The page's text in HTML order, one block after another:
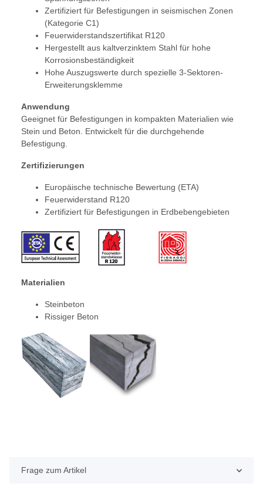
Zertifiziert für Befestigungen in seismischen Zonen
(Kategorie C1)
Feuerwiderstandszertifikat R120
Hergestellt aus kaltverzinktem Stahl für hohe
Korrosionsbeständigkeit
Hohe Auszugswerte durch spezielle 3-Sektoren-
Erweiterungsklemme
Anwendung
Geeignet für Befestigungen in kompakten Materialien wie
Stein und Beton. Entwickelt für die durchgehende
Befestigung.
Zertifizierungen
Europäische technische Bewertung (ETA)
Feuerwiderstand R120
Zertifiziert für Befestigungen in Erdbebengebieten
Materialien
Steinbeton
Rissiger Beton
Frage zum Artikel